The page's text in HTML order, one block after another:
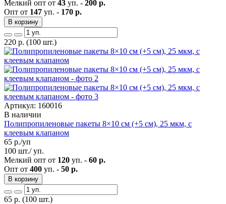
Мелкий опт от 43 уп. - 200 р.
Опт от 147 уп. - 170 р.
В корзину
220 р. (100 шт.)
Артикул: 160016
В наличии
Полипропиленовые пакеты 8×10 см (+5 см), 25 мкм, с
клеевым клапаном
65 р./уп
100 шт./ уп.
Мелкий опт от 120 уп. - 60 р.
Опт от 400 уп. - 50 р.
В корзину
65 р. (100 шт.)